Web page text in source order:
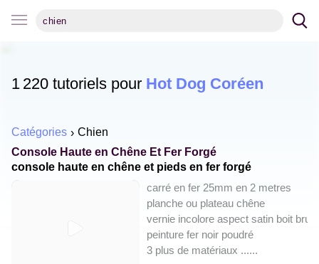
1 220 tutoriels pour Hot Dog Coréen
Catégories
Chien
Console Haute en Chêne Et Fer Forgé
console haute en chêne et pieds en fer forgé
carré en fer 25mm en 2 metres
planche ou plateau chêne
vernie incolore aspect satin boit brut
peinture fer noir poudré
3 plus de matériaux ......